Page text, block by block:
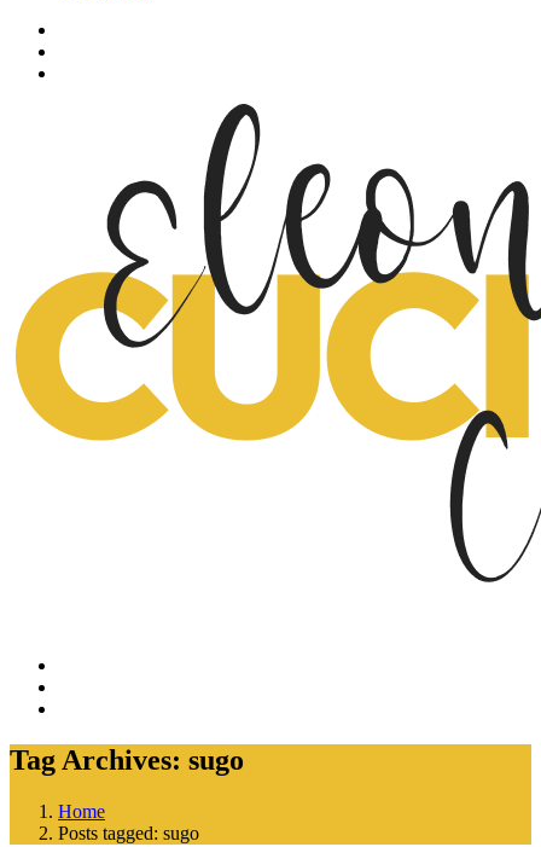
Tag Archives: sugo
Home
Posts tagged: sugo